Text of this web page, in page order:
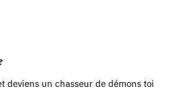
deviens un chasseur de démons toi